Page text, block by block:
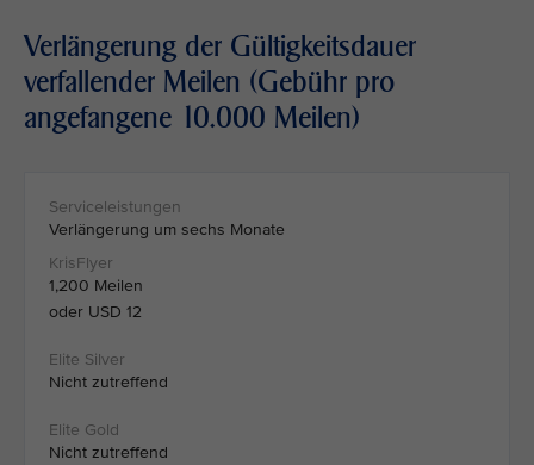
Verlängerung der Gültigkeitsdauer
verfallender Meilen (Gebühr pro
angefangene 10.000 Meilen)
Verlängerung um sechs Monate
1,200 Meilen
oder USD 12
Nicht zutreffend
Nicht zutreffend